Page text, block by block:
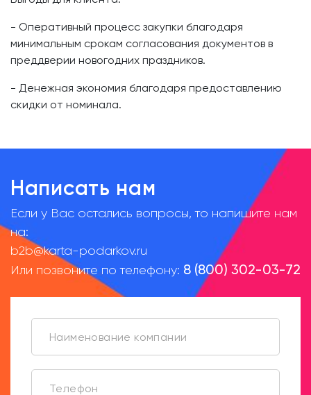
- Оперативный процесс закупки благодаря
минимальным срокам согласования документов в
преддверии новогодних праздников.
- Денежная экономия благодаря предоставлению
скидки от номинала.
Написать нам
Если у Вас остались вопросы, то напишите нам
на:
b2b@karta-podarkov.ru
Или позвоните по телефону: 8 (800) 302-03-72